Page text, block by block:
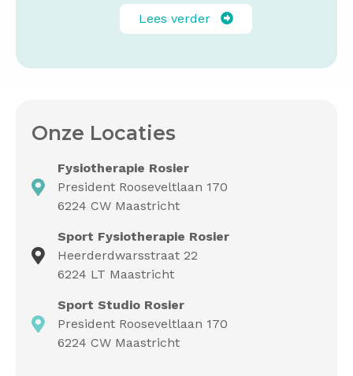
Lees verder
Onze Locaties
Fysiotherapie Rosier
President Rooseveltlaan 170
6224 CW Maastricht
Sport Fysiotherapie Rosier
Heerderdwarsstraat 22
6224 LT Maastricht
Sport Studio Rosier
President Rooseveltlaan 170
6224 CW Maastricht